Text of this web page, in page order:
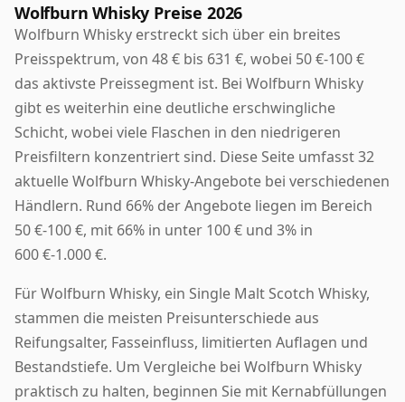
Wolfburn Whisky Preise 2026
Wolfburn Whisky erstreckt sich über ein breites
Preisspektrum, von 48 € bis 631 €, wobei 50 €-100 €
das aktivste Preissegment ist. Bei Wolfburn Whisky
gibt es weiterhin eine deutliche erschwingliche
Schicht, wobei viele Flaschen in den niedrigeren
Preisfiltern konzentriert sind. Diese Seite umfasst 32
aktuelle Wolfburn Whisky-Angebote bei verschiedenen
Händlern. Rund 66% der Angebote liegen im Bereich
50 €-100 €, mit 66% in unter 100 € und 3% in
600 €-1.000 €.
Für Wolfburn Whisky, ein Single Malt Scotch Whisky,
stammen die meisten Preisunterschiede aus
Reifungsalter, Fasseinfluss, limitierten Auflagen und
Bestandstiefe. Um Vergleiche bei Wolfburn Whisky
praktisch zu halten, beginnen Sie mit Kernabfüllungen